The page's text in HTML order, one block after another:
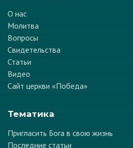
О нас
Молитва
Вопросы
Свидетельства
Статьи
Видео
Сайт церкви «Победа»
Тематика
Пригласить Бога в свою жизнь
Последние статьи